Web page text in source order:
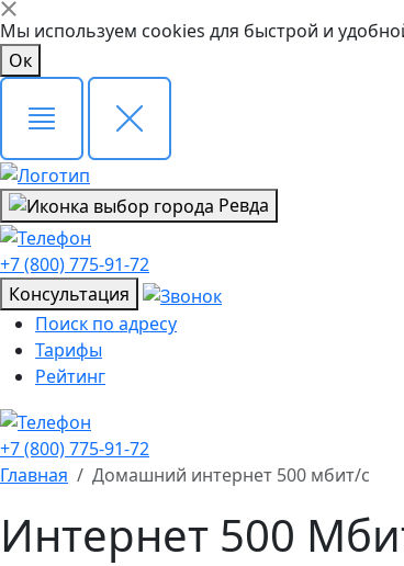
Мы используем cookies для быстрой и
Ок
Ревда
+7 (800) 775-91-72
Консультация
Поиск по адресу
Тарифы
Рейтинг
+7 (800) 775-91-72
Главная
Домашний интернет 500 мбит/с
Интернет 500